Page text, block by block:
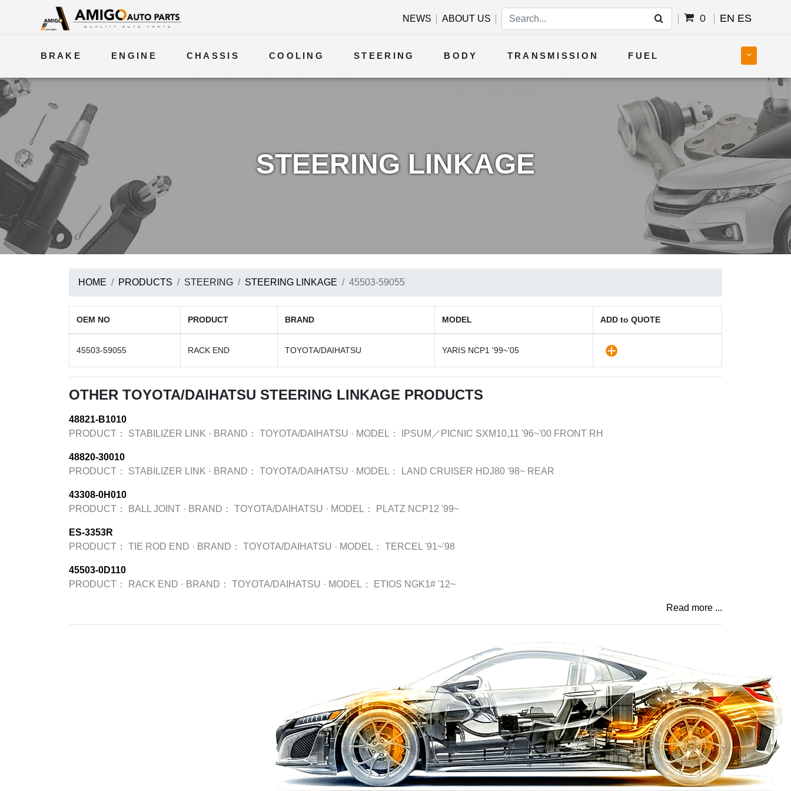
NEWS ABOUT US 0 EN ES
BRAKE ENGINE CHASSIS COOLING STEERING BODY TRANSMISSION FUEL
STEERING LINKAGE
HOME PRODUCTS STEERING STEERING LINKAGE 45503-59055
OEM NO PRODUCT BRAND MODEL ADD to QUOTE
45503-59055 RACK END TOYOTA/DAIHATSU YARIS NCP1 '99~'05
OTHER TOYOTA/DAIHATSU STEERING LINKAGE PRODUCTS
48821-B1010
PRODUCT：
STABILIZER LINK · BRAND： TOYOTA/DAIHATSU · MODEL： IPSUM／PICNIC SXM10,11 '96~'00 FRONT RH
48820-30010
PRODUCT：
STABILIZER LINK · BRAND： TOYOTA/DAIHATSU · MODEL： LAND CRUISER HDJ80 '98~ REAR
43308-0H010
PRODUCT：
BALL JOINT · BRAND： TOYOTA/DAIHATSU · MODEL： PLATZ NCP12 '99~
ES-3353R
PRODUCT：
TIE ROD END · BRAND： TOYOTA/DAIHATSU · MODEL： TERCEL '91~'98
45503-0D110
PRODUCT：
RACK END · BRAND： TOYOTA/DAIHATSU · MODEL： ETIOS NGK1# '12~
Read more ...